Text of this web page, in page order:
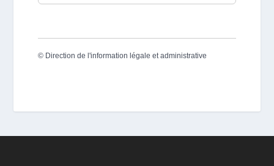
© Direction de l'information légale et administrative